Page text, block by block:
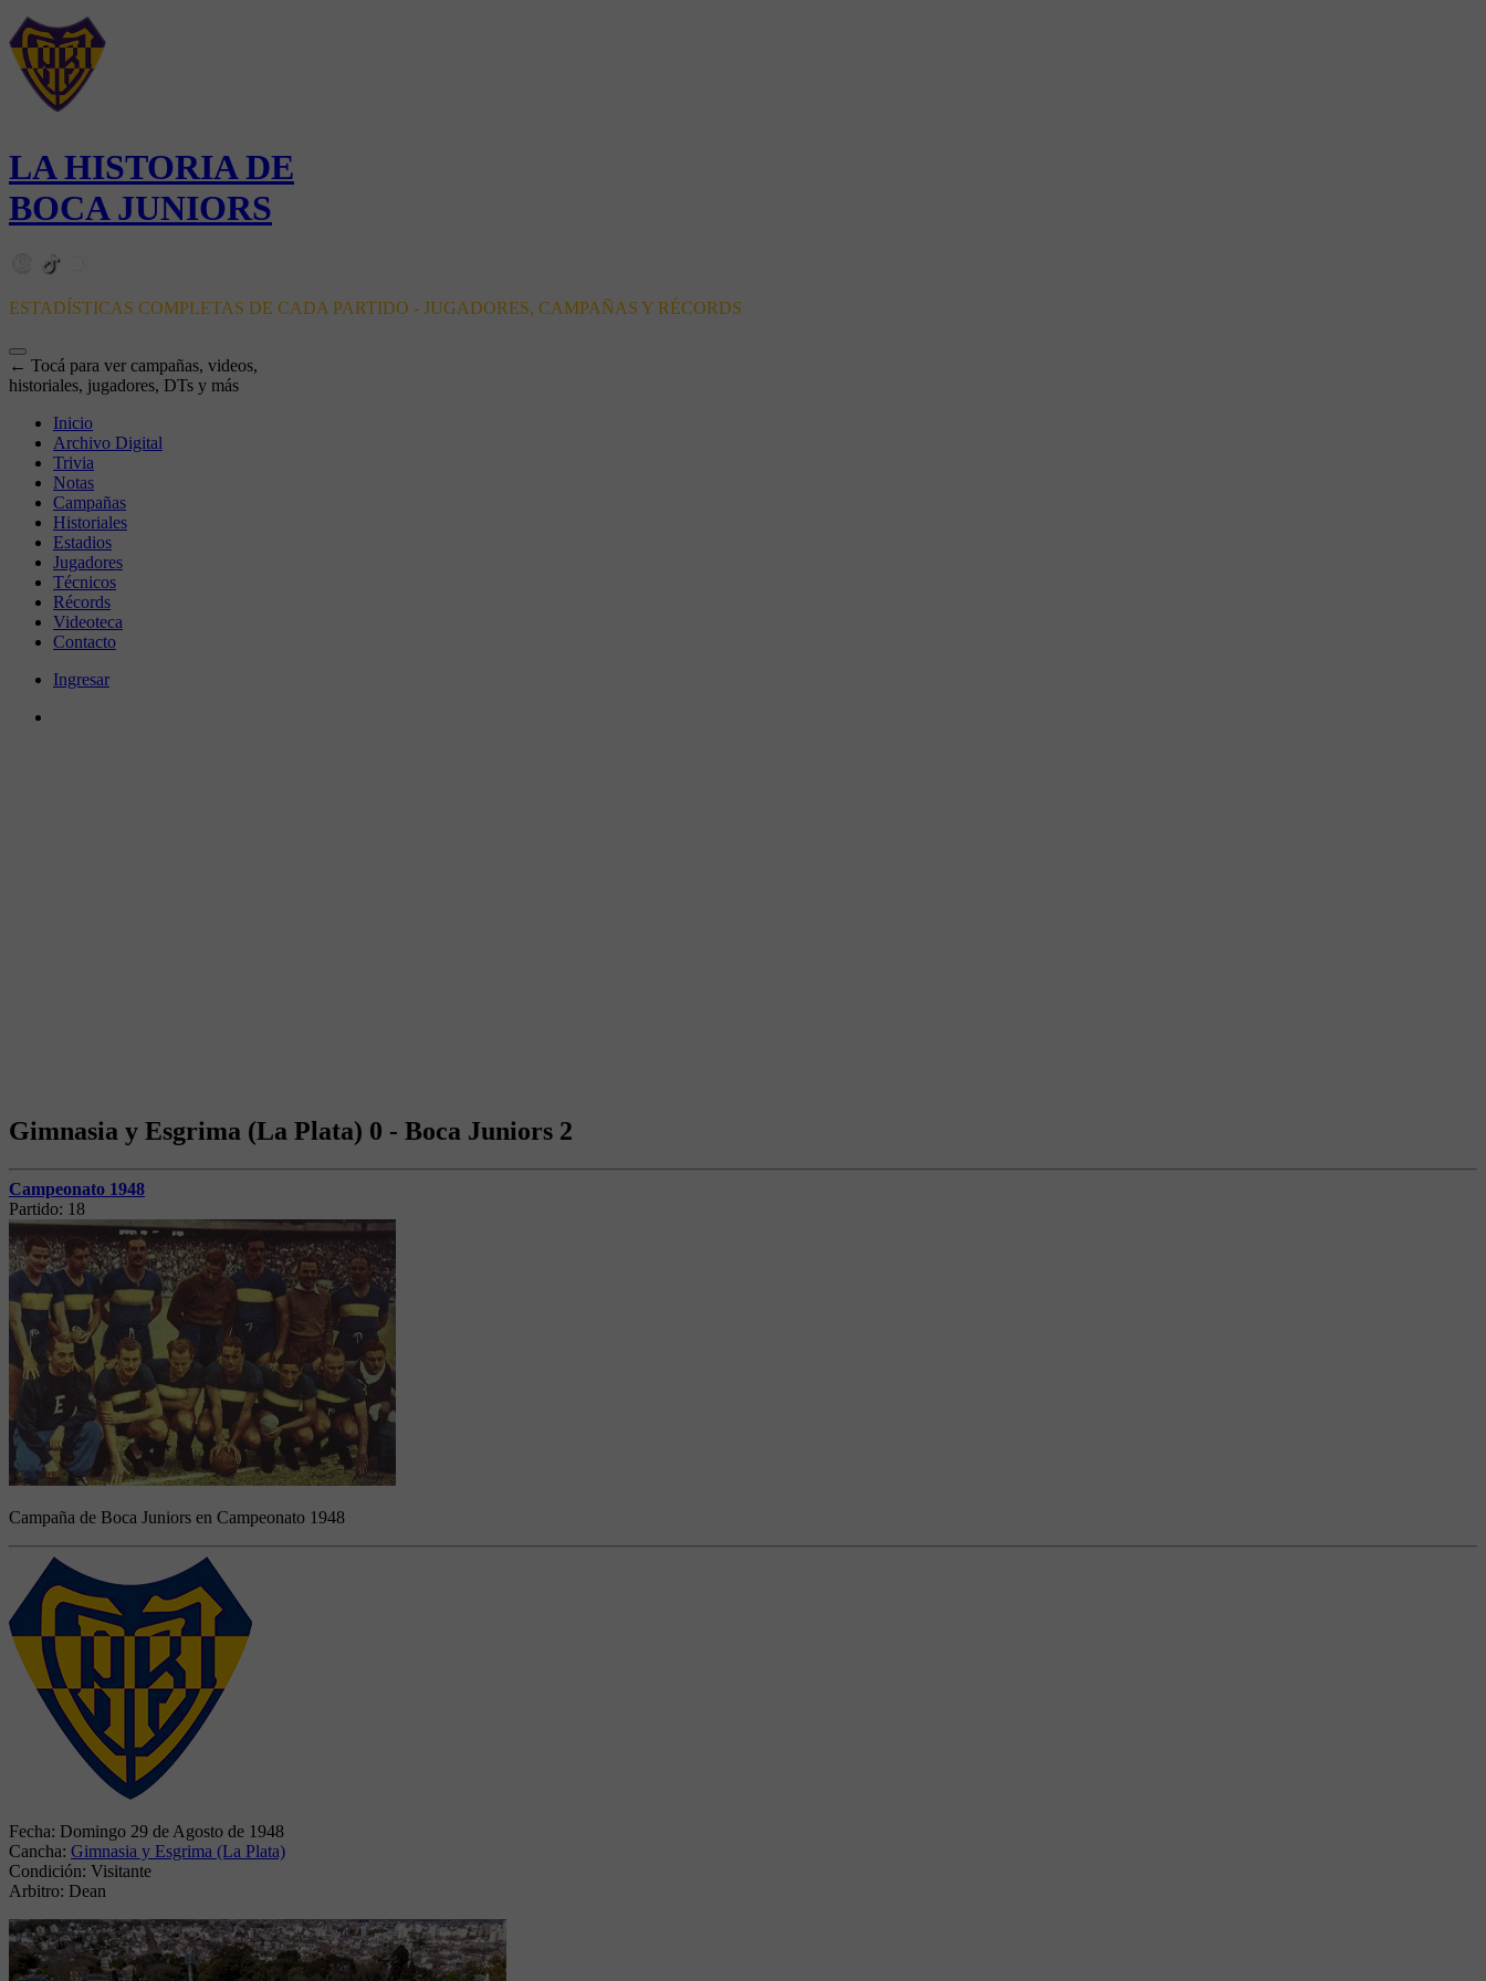
LA HISTORIA DE
BOCA JUNIORS
ESTADÍSTICAS COMPLETAS DE CADA PARTIDO - JUGADORES, CAMPAÑAS Y RÉCORDS
← Tocá para ver campañas, videos,
historiales, jugadores, DTs y más
Inicio
Archivo Digital
Trivia
Notas
Campañas
Historiales
Estadios
Jugadores
Técnicos
Récords
Videoteca
Contacto
Ingresar
Gimnasia y Esgrima (La Plata) 0 - Boca Juniors 2
Campeonato 1948
Partido: 18
Campaña de Boca Juniors en Campeonato 1948
Fecha: Domingo 29 de Agosto de 1948
Cancha: Gimnasia y Esgrima (La Plata)
Condición: Visitante
Arbitro: Dean